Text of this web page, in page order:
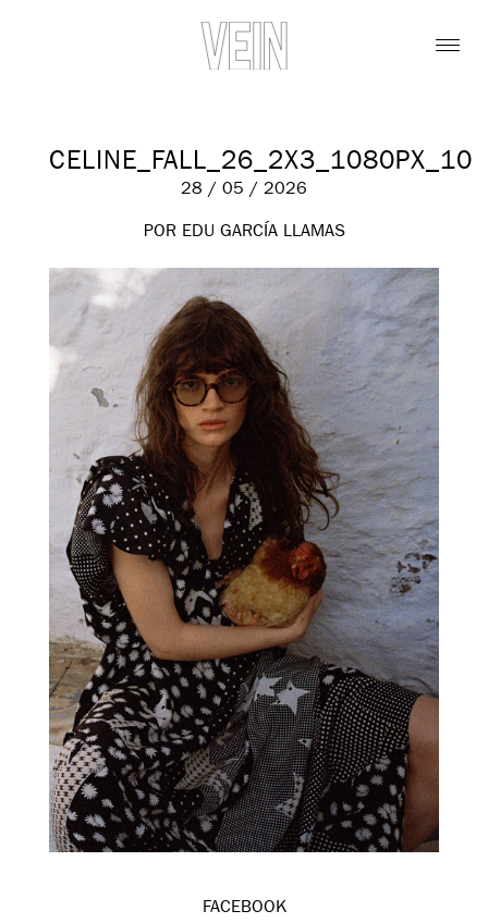
CELINE_FALL_26_2X3_1080PX_10
28 / 05 / 2026
POR EDU GARCÍA LLAMAS
FACEBOOK